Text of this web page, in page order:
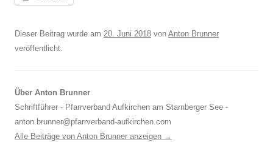
Dieser Beitrag wurde am 20. Juni 2018 von Anton Brunner
veröffentlicht.
Über Anton Brunner
Schriftführer - Pfarrverband Aufkirchen am Starnberger See -
anton.brunner@pfarrverband-aufkirchen.com
Alle Beiträge von Anton Brunner anzeigen →